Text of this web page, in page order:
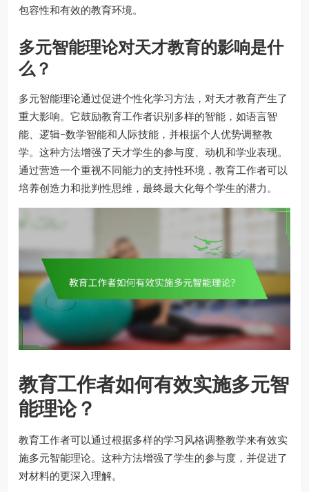
包容性和有效的教育环境。
多元智能理论对天才教育的影响是什
么？
多元智能理论通过促进个性化学习方法，对天才教育产生了
重大影响。它鼓励教育工作者识别多样的智能，如语言智
能、逻辑-数学智能和人际技能，并根据个人优势调整教
学。这种方法增强了天才学生的参与度、动机和学业表现。
通过营造一个重视不同能力的支持性环境，教育工作者可以
培养创造力和批判性思维，最终最大化每个学生的潜力。
教育工作者如何有效实施多元智
能理论？
教育工作者可以通过根据多样的学习风格调整教学来有效实
施多元智能理论。这种方法增强了学生的参与度，并促进了
对材料的更深入理解。